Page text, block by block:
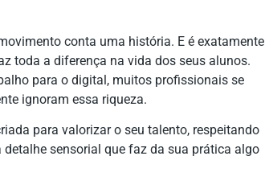
conta uma história. E é exatamente
toda a diferença na vida dos seus alunos.
para o digital, muitos profissionais se
ignoram essa riqueza.
para valorizar o seu talento, respeitando
sensorial que faz da sua prática algo